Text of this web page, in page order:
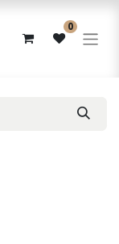
0